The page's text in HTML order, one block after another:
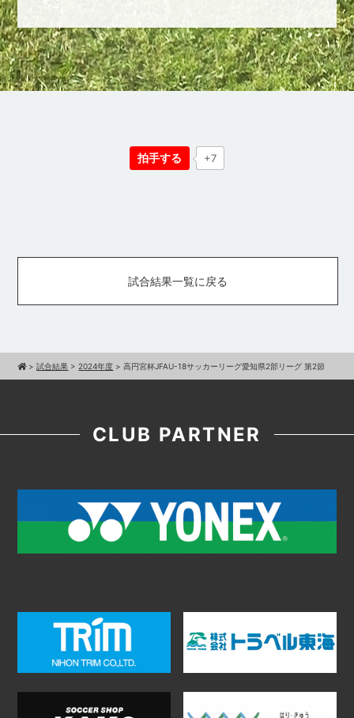
拍手する +7
試合結果一覧に戻る
>試合結果 > 2024年度 >高円宮杯JFAU-18サッカーリーグ愛知県2部リーグ 第2節
CLUB PARTNER